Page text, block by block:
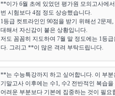
**이가 6월 초에 있었던 평가원 모의고사에
번 시험보다 4점 정도 상승했습니다.
1등급 컷트라인인 90점을 받기 위해선 2문
대해서 자신감이 붙은 상황입니다.
저도 꼼꼼히 지도하여 7월 말 정도에는 1등
다. 그리고 **이 많은 격려 부탁드립니다.
**는 수능특강까지 하고 싶어합니다. 이 부
기말고사 이후에는 수1, 수2 전반적인 복습
어려운 부분보다 기본에 집중하는 것이 필